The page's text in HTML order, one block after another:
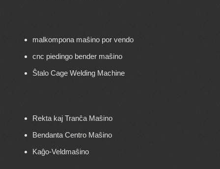
malkompona maŝino por vendo
cnc piedingo bender maŝino
Ŝtalo Cage Welding Machine
Rekta kaj Tranĉa Maŝino
Bendanta Centro Maŝino
Kaĝo-Veldmaŝino